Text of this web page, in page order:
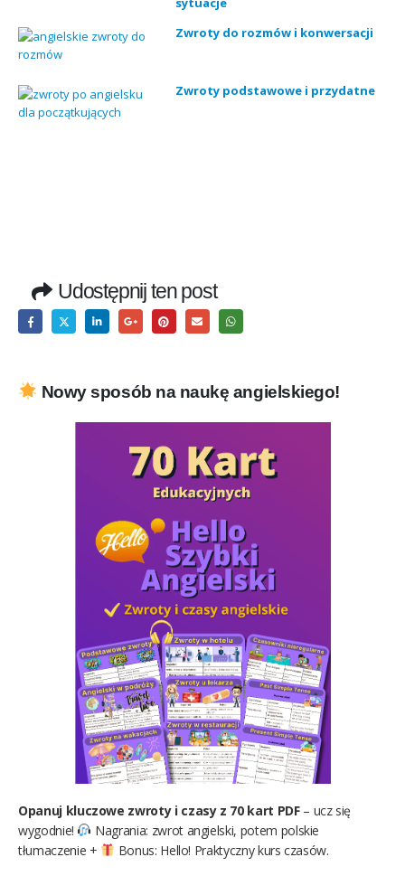
Zwroty do rozmów i konwersacji
Zwroty podstawowe i przydatne
Udostępnij ten post
Nowy sposób na naukę angielskiego!
Opanuj kluczowe zwroty i czasy z 70 kart PDF– ucz się
wygodnie!
Nagrania: zwrot angielski, potem polskie
tłumaczenie +
Bonus: Hello! Praktyczny kurs czasów.